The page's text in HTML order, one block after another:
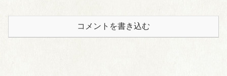
コメントを書き込む